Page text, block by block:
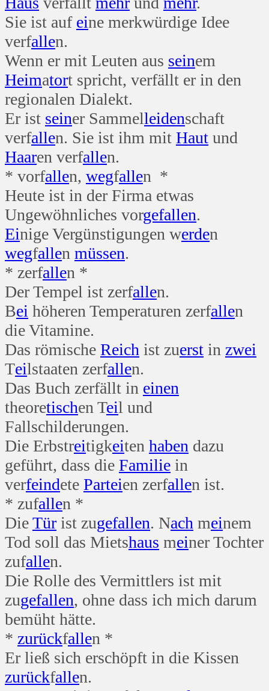
Sie ist auf eine merkwürdige Idee
verfallen.
Wenn er mit Leuten aus seinem
Heimatort spricht, verfällt er in den
regionalen Dialekt.
Er ist seiner Sammelleidenschaft
verfallen. Sie ist ihm mit Haut und
Haaren verfallen.
* vorfallen, wegfallen *
Heute ist in der Firma etwas
Ungewöhnliches vorgefallen.
Einige Vergünstigungen werden
wegfallen müssen.
* zerfallen *
Der Tempel ist zerfallen.
Bei höheren Temperaturen zerfallen
die Vitamine.
Das römische Reich ist zuerst in zwei
Teilstaaten zerfallen.
Das Buch zerfällt in einen
theoretischen Teil und
Fallschilderungen.
Die Erbstreitigkeiten haben dazu
geführt, dass die Familie in
verfeindete Parteien zerfallen ist.
* zufallen *
DieTür ist zugefallen. Nach meinem
Tod soll das Mietshaus meiner Tochter
zufallen.
Die Rolle des Vermittlers ist mit
zugefallen, ohne dass ich mich darum
bemüht hätte.
* zurückfallen *
Er ließ sich erschöpft in die Kissen
zurückfallen.